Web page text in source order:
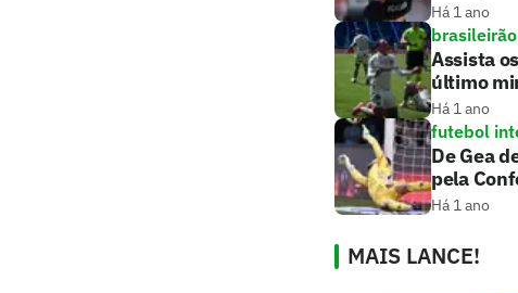
Há 1 ano
brasileirão
Assista
último
Há 1 ano
futebol
De Gea
pela
Há 1 ano
MAIS LANCE!